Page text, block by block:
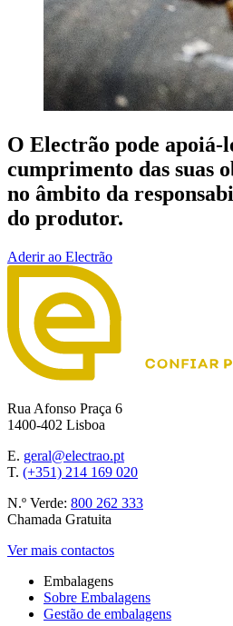
O Electrão pode apoiá-
cumprimento das suas
no âmbito da
do produtor.
Aderir ao Electrão
Rua Afonso Praça 6
1400-402 Lisboa
E. geral@electrao.pt
T. (+351) 214 169 020
N.º Verde: 800 262 333
Chamada Gratuita
Ver mais contactos
Embalagens
Sobre Embalagens
Gestão de embalagens